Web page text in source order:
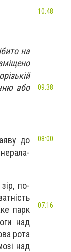
на
або
до
по-
парк
над
рота
над
10:48
09:38
08:00
07:16